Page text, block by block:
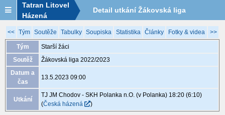
Tatran Litovel
Házená
Detail utkání Žákovská liga
2022/2023, XGB281, 13.5. 09:00
<< Tým Soutěže Tabulky Soupiska Statistika Články Fotky & videa >>
Tým
Starší žáci
Soutěž
Žákovská liga 2022/2023
Datum a
čas
13.5.2023 09:00
Utkání
TJ JM Chodov - SKH Polanka n.O. (v Polanka) 18:20 (6:10)
(Česká házená )